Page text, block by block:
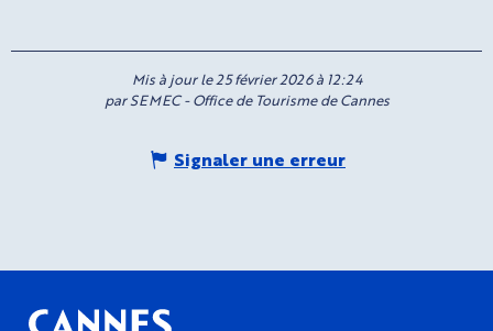
Mis à jour le 25 février 2026 à 12:24
par SEMEC - Office de Tourisme de Cannes
Signaler une erreur